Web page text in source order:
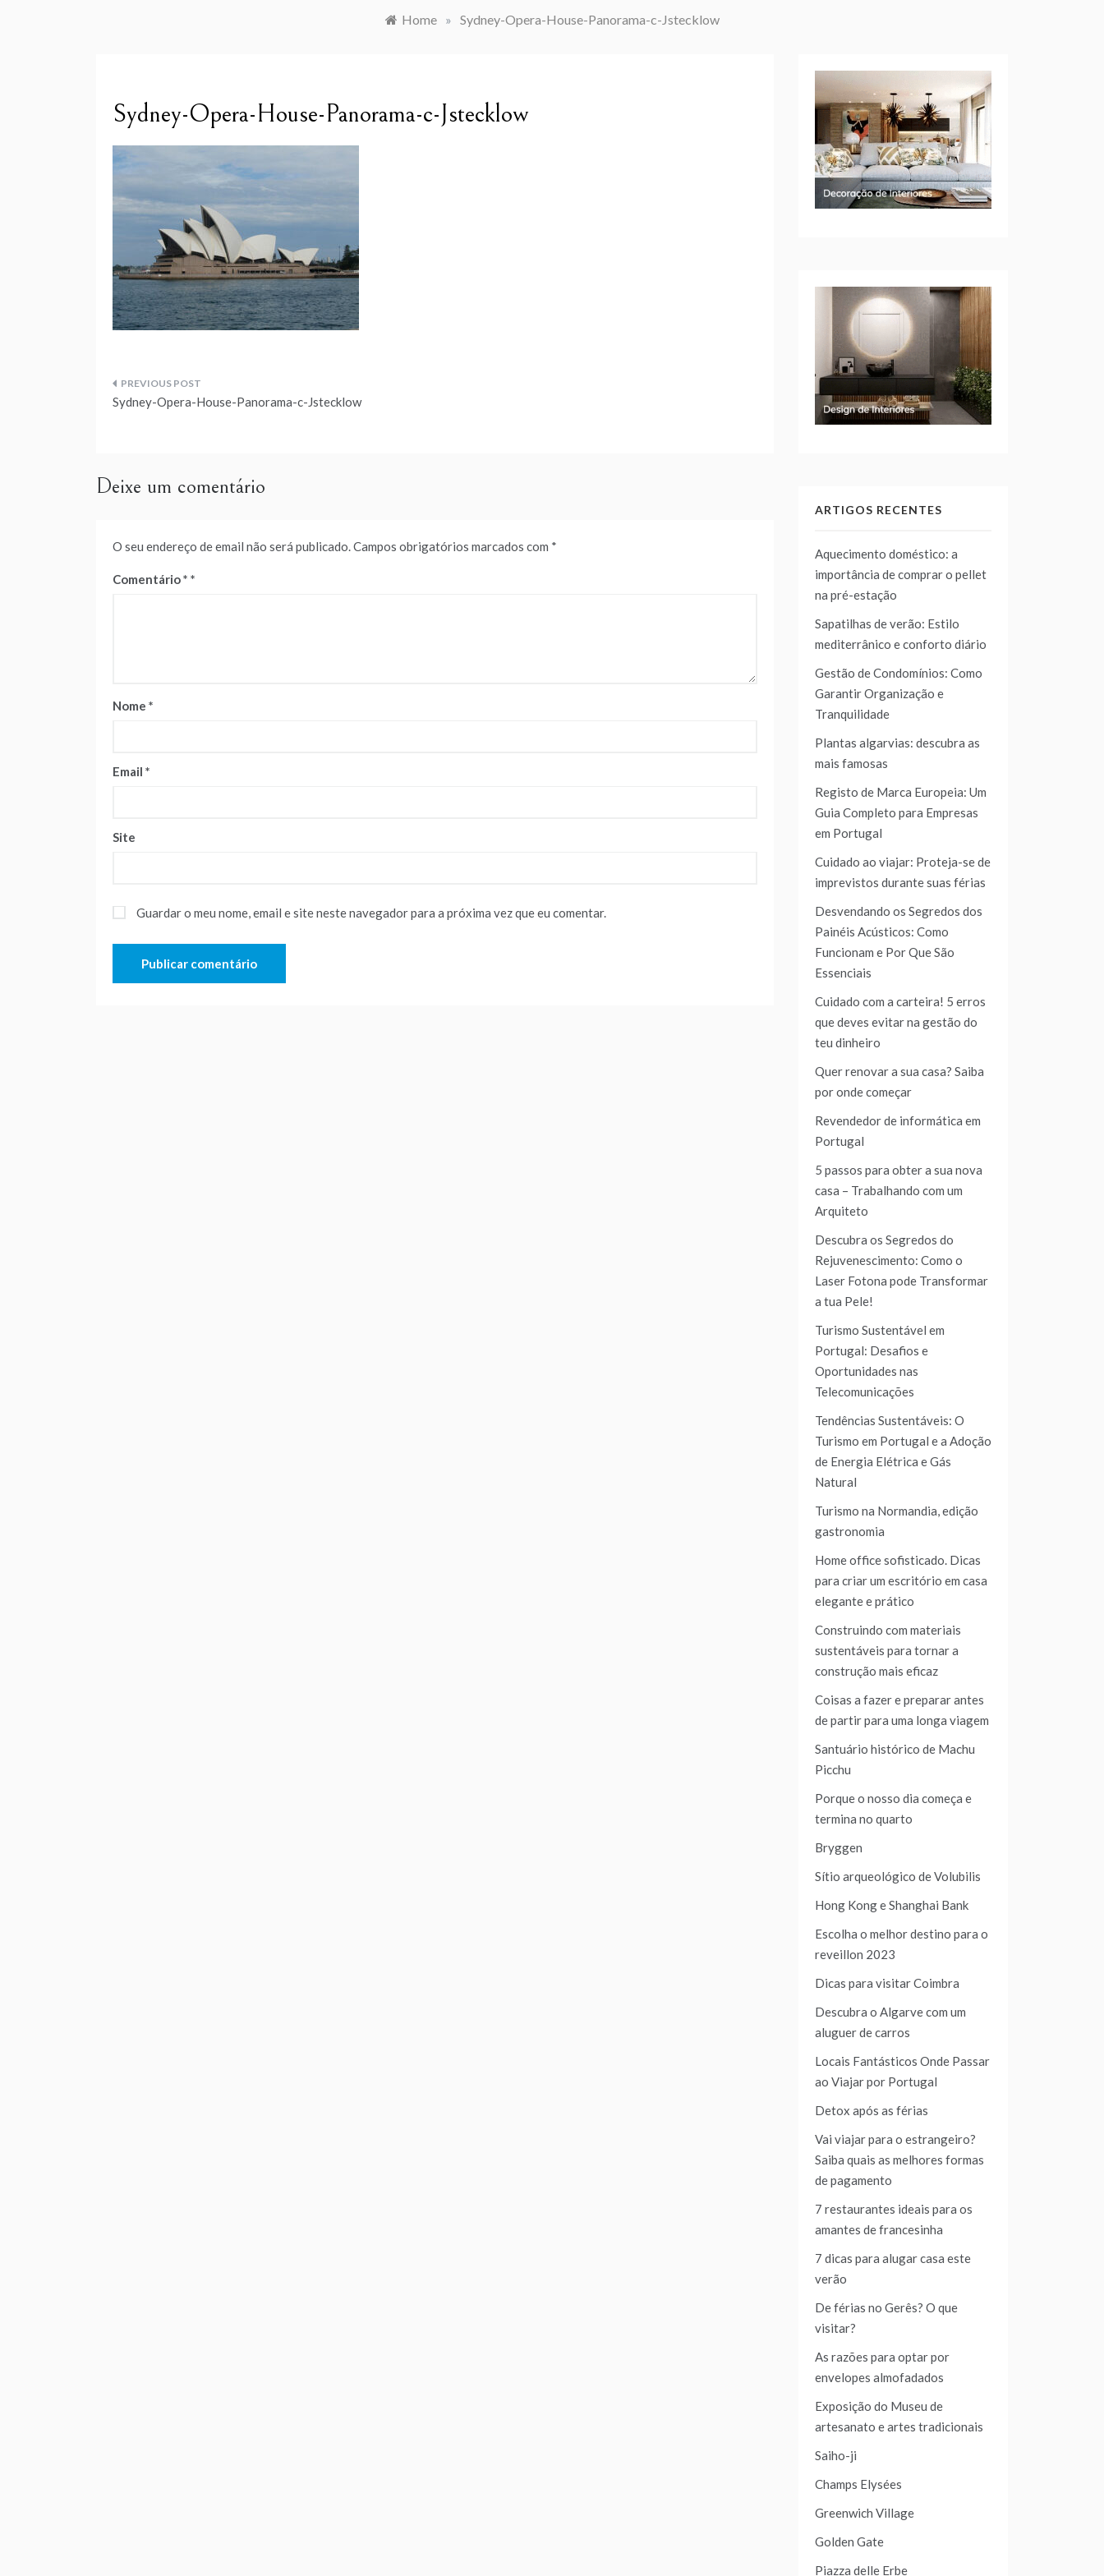
Home » Sydney-Opera-House-Panorama-c-Jstecklow
Sydney-Opera-House-Panorama-c-Jstecklow
Navegação
Sydney-Opera-House-Panorama-c-Jstecklow
Deixe um comentário
O seu endereço de email não será publicado.Campos obrigatórios marcados com *
Comentário*
Nome *
Email *
Site
Guardar o meu nome, email e site neste navegador para a próxima vez que eu comentar.
ARTIGOS RECENTES
Aquecimento doméstico: a
importância de comprar o pellet
na pré-estação
Sapatilhas de verão: Estilo
mediterrânico e conforto diário
Gestão de Condomínios: Como
Garantir Organização e
Tranquilidade
Plantas algarvias: descubra as
mais famosas
Registo de Marca Europeia: Um
Guia Completo para Empresas
em Portugal
Cuidado ao viajar: Proteja-se de
imprevistos durante suas férias
Desvendando os Segredos dos
Painéis Acústicos: Como
Funcionam e Por Que São
Essenciais
Cuidado com a carteira! 5 erros
que deves evitar na gestão do
teu dinheiro
Quer renovar a sua casa? Saiba
por onde começar
Revendedor de informática em
Portugal
5 passos para obter a sua nova
casa – Trabalhando com um
Arquiteto
Descubra os Segredos do
Rejuvenescimento: Como o
Laser Fotona pode Transformar
a tua Pele!
Turismo Sustentável em
Portugal: Desafios e
Oportunidades nas
Telecomunicações
Tendências Sustentáveis: O
Turismo em Portugal e a Adoção
de Energia Elétrica e Gás
Natural
Turismo na Normandia, edição
gastronomia
Home office sofisticado. Dicas
para criar um escritório em casa
elegante e prático
Construindo com materiais
sustentáveis para tornar a
construção mais eficaz
Coisas a fazer e preparar antes
de partir para uma longa viagem
Santuário histórico de Machu
Picchu
Porque o nosso dia começa e
termina no quarto
Bryggen
Sítio arqueológico de Volubilis
Hong Kong e Shanghai Bank
Escolha o melhor destino para o
reveillon 2023
Dicas para visitar Coimbra
Descubra o Algarve com um
aluguer de carros
Locais Fantásticos Onde Passar
ao Viajar por Portugal
Detox após as férias
Vai viajar para o estrangeiro?
Saiba quais as melhores formas
de pagamento
7 restaurantes ideais para os
amantes de francesinha
7 dicas para alugar casa este
verão
De férias no Gerês? O que
visitar?
As razões para optar por
envelopes almofadados
Exposição do Museu de
artesanato e artes tradicionais
Saiho-ji
Champs Elysées
Greenwich Village
Golden Gate
Piazza delle Erbe